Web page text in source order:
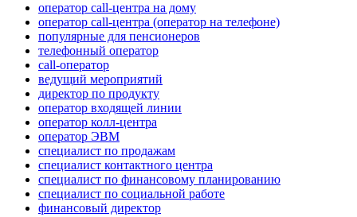
оператор call-центра на дому
оператор call-центра (оператор на телефоне)
популярные для пенсионеров
телефонный оператор
call-оператор
ведущий мероприятий
директор по продукту
оператор входящей линии
оператор колл-центра
оператор ЭВМ
специалист по продажам
специалист контактного центра
специалист по финансовому планированию
специалист по социальной работе
финансовый директор